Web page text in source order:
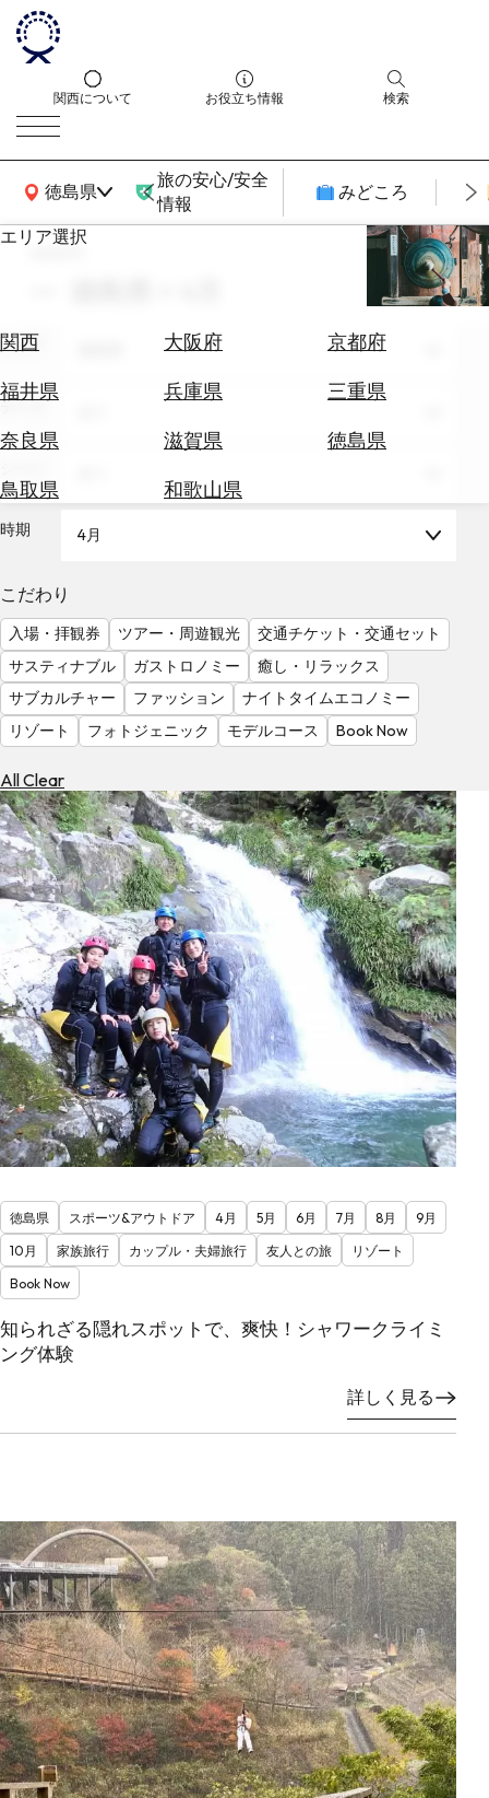
関西について お役立ち情報 検索
徳島県
関西広域MAP
旅の安心/安全
情報
みどころ
エリア選択
関西 大阪府
京都府
福井県
兵庫県
三重県
奈良県
滋賀県
徳島県
鳥取県
和歌山県
エ
券
テ
を
調
べ
る
天
気
を
見
る
search
エリア
テーマ
時期 4月
こだわり
入場・拝観券 ツアー・周遊観光
交通チケット・交通セット
サスティナブル
ガストロノミー
癒し・リラックス
サブカルチャー
ファッション
ナイトタイムエコノミー
リゾート
フォトジェニック モデルコース Book Now
All Clear
徳島県 スポーツ&アウトドア 4月 5月 6月 7月 8月
9月
10月
家族旅行 カップル・夫婦旅行 友人との旅
リゾート
Book Now
知られざる隠れスポットで、爽快！シャワークライミ
ング体験
詳しく見る